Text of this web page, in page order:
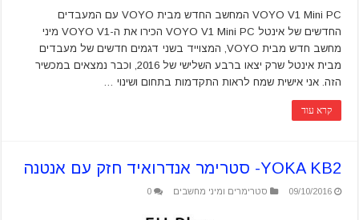
VOYO V1 Mini PC המחשב החדש מבית VOYO עם המעבדים
החדשים של אינטל VOYO V1 Mini PC הכירו את ה-VOYO V1 מיני
מחשב חדש מבית VOYO, המצוייד בשני דגמים חדשים של מעבדים
מבית אינטל שרק יצאו ברבע השלישי של 2016, וכבר נמצאים במכשיר
הזה. אני אישית שמח לראות התקדמות בתחום ושינוי …
קרא עוד
YOKA KB2- סטרימר אנדרואיד חזק עם אנטנה
09/10/2016 סטרימרים ומיני מחשבים 0